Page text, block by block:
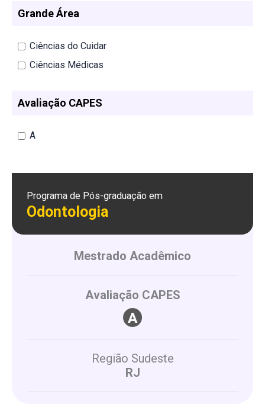
Grande Área
Ciências do Cuidar
Ciências Médicas
Avaliação CAPES
A
Programa de Pós-graduação em
Odontologia
Mestrado Acadêmico
Avaliação CAPES
Região Sudeste
RJ